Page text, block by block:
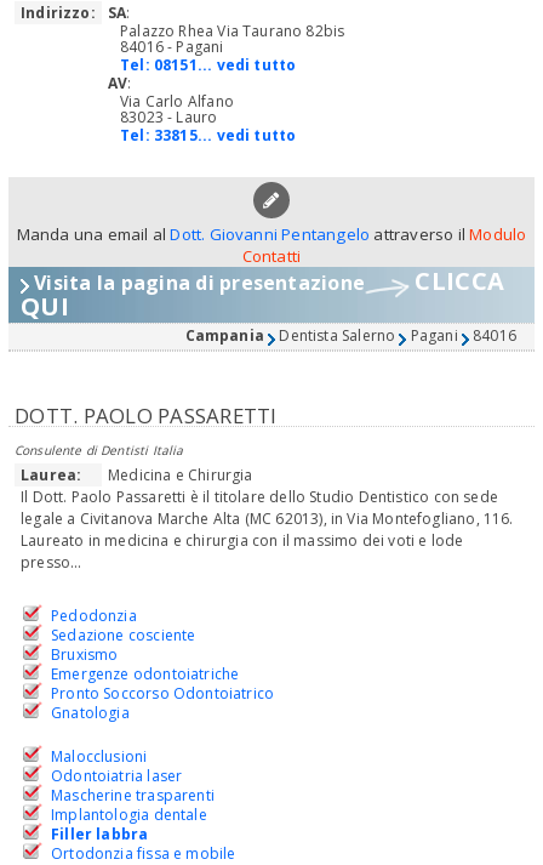
Indirizzo:
SA:
Palazzo Rhea Via Taurano 82bis
84016 - Pagani
Tel: 08151... vedi tutto
AV:
Via Carlo Alfano
83023 - Lauro
Tel: 33815... vedi tutto
Manda una email alDott. Giovanni Pentangelo attraverso ilModulo
Contatti
Visita la pagina di presentazione CLICCA
QUI
Campania Dentista Salerno Pagani 84016
DOTT. PAOLO PASSARETTI
Consulente di Dentisti Italia
Laurea:
Medicina e Chirurgia
Il Dott. Paolo Passaretti è il titolare dello Studio Dentistico con sede
legale a Civitanova Marche Alta (MC 62013), in Via Montefogliano, 116.
Laureato in medicina e chirurgia con il massimo dei voti e lode
presso...
Pedodonzia
Sedazione cosciente
Bruxismo
Emergenze odontoiatriche
Pronto Soccorso Odontoiatrico
Gnatologia
Malocclusioni
Odontoiatria laser
Mascherine trasparenti
Implantologia dentale
Filler labbra
Ortodonzia fissa e mobile